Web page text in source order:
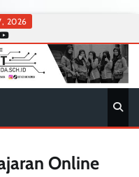
2026
youtube
Online